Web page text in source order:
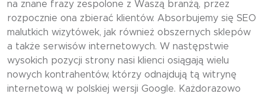
na znane frazy zespolone z Waszą branżą, przez
rozpocznie ona zbierać klientów. Absorbujemy się SEO
malutkich wizytówek, jak również obszernych sklepów
a także serwisów internetowych. W następstwie
wysokich pozycji strony nasi klienci osiągają wielu
nowych kontrahentów, którzy odnajdują tą witrynę
internetową w polskiej wersji Google. Każdorazowo